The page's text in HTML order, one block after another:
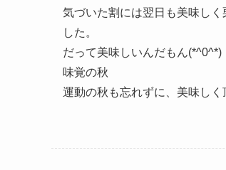
気づいた割には翌日も美味し
した。
だって美味しいんだもん(*^0^*)
味覚の秋
運動の秋も忘れずに、美味し